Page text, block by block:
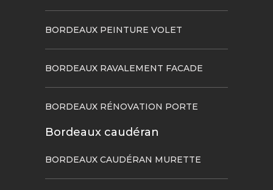
BORDEAUX PEINTURE VOLET
BORDEAUX RAVALEMENT FACADE
BORDEAUX RÉNOVATION PORTE
Bordeaux caudéran
BORDEAUX CAUDÉRAN MURETTE